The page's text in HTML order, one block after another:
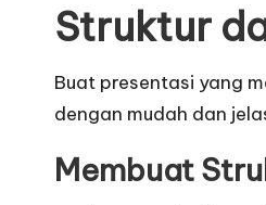
Struktur
Buat presentasi yang
dengan mudah dan
Membuat